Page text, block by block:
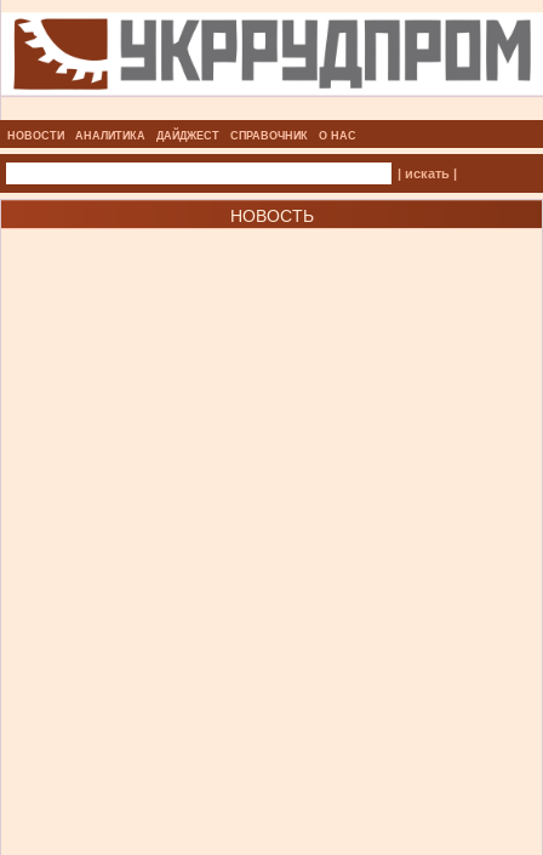
НОВОСТИ АНАЛИТИКА ДАЙДЖЕСТ СПРАВОЧНИК О НАС
| искать |
НОВОСТЬ